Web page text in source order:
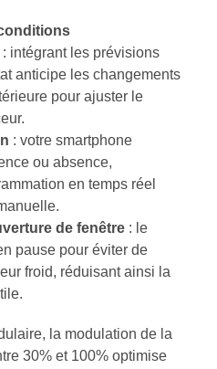
: intégrant les prévisions
anticipe les changements
pour ajuster le
: votre smartphone
ou absence,
en temps réel
de fenêtre : le
pause pour éviter de
froid, réduisant ainsi la
la modulation de la
30% et 100% optimise